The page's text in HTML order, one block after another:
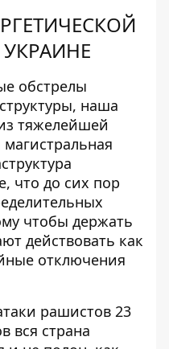
обстрелы
наша
тяжелейшей
что до сих пор
чтобы держать
действовать как
отключения
рашистов 23
вся страна